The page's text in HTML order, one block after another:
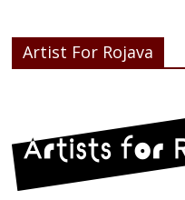
Artist For Rojava